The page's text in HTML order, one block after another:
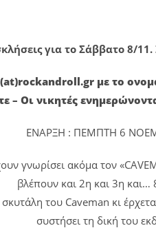
για το Σάββατο 8/
με το
– Οι νικητές
ΕΝΑΡΞΗ : ΠΕΜΠΤΗ 6
γνωρίσει ακόμα τον
βλέπουν και 2η και 3η
του Caveman κι
συστήσει τη δική του